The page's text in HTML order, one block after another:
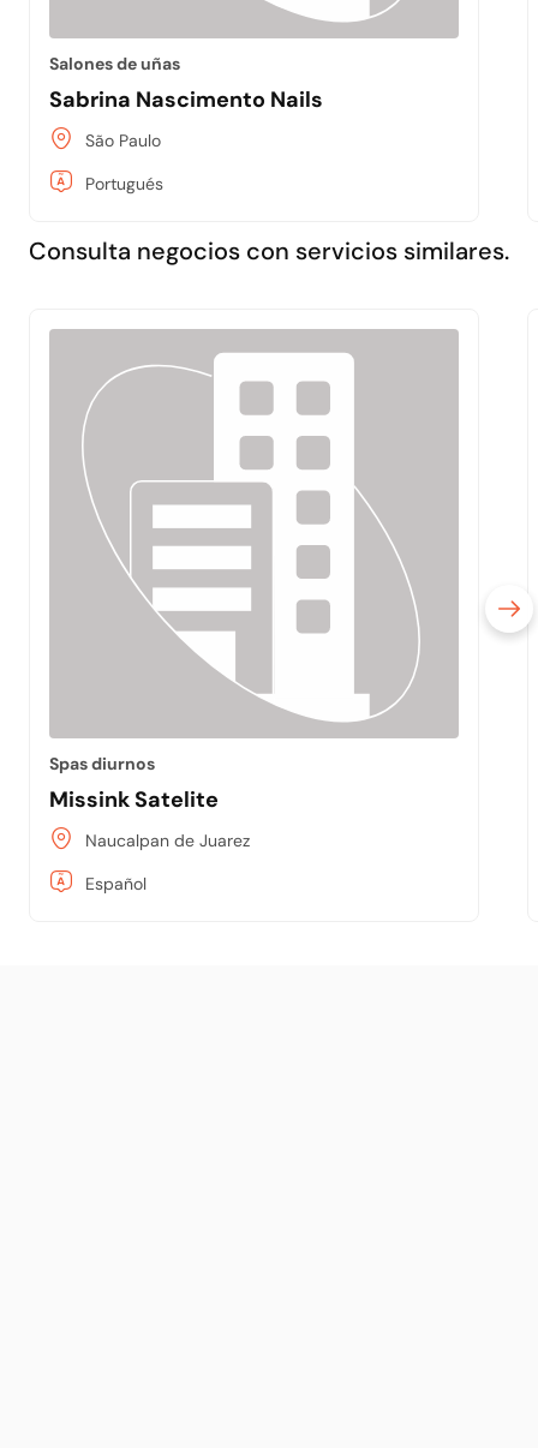
Salones de uñas
Sabrina Nascimento Nails
São Paulo
Portugués
Consulta negocios con servicios similares.
Spas diurnos
Missink Satelite
Naucalpan de Juarez
Español